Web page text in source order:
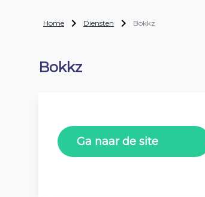
Home Diensten Bokkz
Bokkz
Ga naar de site